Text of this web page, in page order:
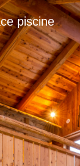
piscine